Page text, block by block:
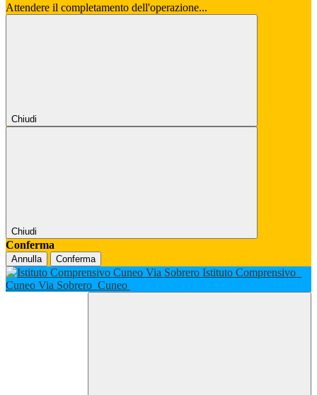
Attendere il completamento dell'operazione...
Chiudi
Chiudi
Conferma
Annulla Conferma
Istituto Comprensivo
Cuneo Via Sobrero Cuneo